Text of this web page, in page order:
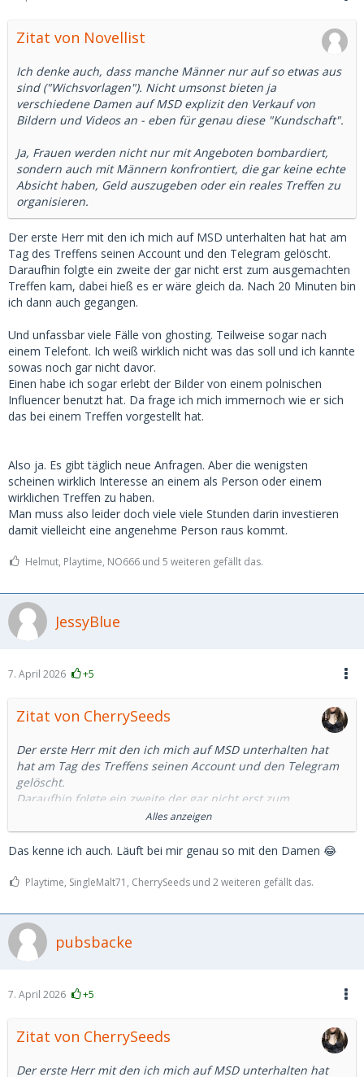
Zitat von Novellist
Ich denke auch, dass manche Männer nur auf so etwas aus
sind ("Wichsvorlagen"). Nicht umsonst bieten ja
verschiedene Damen auf MSD explizit den Verkauf von
Bildern und Videos an - eben für genau diese "Kundschaft".
Ja, Frauen werden nicht nur mit Angeboten bombardiert,
sondern auch mit Männern konfrontiert, die gar keine echte
Absicht haben, Geld auszugeben oder ein reales Treffen zu
organisieren.
Der erste Herr mit den ich mich auf MSD unterhalten hat hat am
Tag des Treffens seinen Account und den Telegram gelöscht.
Daraufhin folgte ein zweite der gar nicht erst zum ausgemachten
Treffen kam, dabei hieß es er wäre gleich da. Nach 20 Minuten bin
ich dann auch gegangen.
Und unfassbar viele Fälle von ghosting. Teilweise sogar nach
einem Telefont. Ich weiß wirklich nicht was das soll und ich kannte
sowas noch gar nicht davor.
Einen habe ich sogar erlebt der Bilder von einem polnischen
Influencer benutzt hat. Da frage ich mich immernoch wie er sich
das bei einem Treffen vorgestellt hat.
Also ja. Es gibt täglich neue Anfragen. Aber die wenigsten
scheinen wirklich Interesse an einem als Person oder einem
wirklichen Treffen zu haben.
Man muss also leider doch viele viele Stunden darin investieren
damit vielleicht eine angenehme Person raus kommt.
Helmut, Playtime, NO666 und 5 weiteren gefällt das.
JessyBlue
7. April 2026 +5
Zitat von CherrySeeds
Der erste Herr mit den ich mich auf MSD unterhalten hat
hat am Tag des Treffens seinen Account und den Telegram
gelöscht.
Daraufhin folgte ein zweite der gar nicht erst zum
ausgemachten Treffen kam, dabei hieß es er wäre gleich da.
Nach 20 Minuten bin ich dann auch gegangen.
einem Telefont. Ich weiß wirklich nicht was das soll und ich
Einen habe ich sogar erlebt der Bilder von einem polnischen
Influencer benutzt hat. Da frage ich mich immernoch wie er
sich das bei einem Treffen vorgestellt hat.
Also ja. Es gibt täglich neue Anfragen. Aber die wenigsten
Man muss also leider doch viele viele Stunden darin
Alles anzeigen
Das kenne ich auch. Läuft bei mir genau so mit den Damen 😂
Playtime, SingleMalt71, CherrySeeds und 2 weiteren gefällt das.
pubsbacke
7. April 2026 +5
Zitat von CherrySeeds
Der erste Herr mit den ich mich auf MSD unterhalten hat